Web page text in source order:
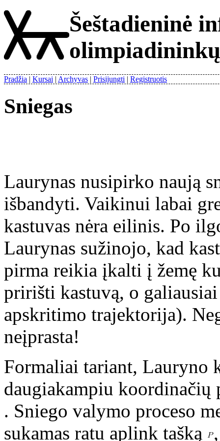
Šeštadieninė
Pradžia Kursai Archyvas Prisijungti Registruotis
Sniegas
Laurynas nusipirko naują
išbandyti. Vaikinui labai
kastuvas nėra eilinis. Po
Laurynas sužinojo, kad
pirma reikia įkalti į žemę
pririšti kastuvą, o
apskritimo trajektorija).
neįprasta!
Formaliai tariant, Lauryno
daugiakampiu
. Sniego valymo proceso
sukamas ratu aplink tašką